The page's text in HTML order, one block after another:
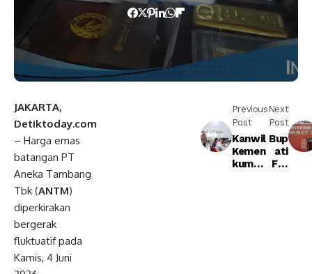
JAKARTA,
Detiktoday.com
– Harga emas
batangan PT
Aneka Tambang
Tbk (ANTM)
diperkirakan
bergerak
fluktuatif pada
Kamis, 4 Juni
Previous
Post
Kanwil
Kemen
kum
Next
Post
Bup
ati
Fra